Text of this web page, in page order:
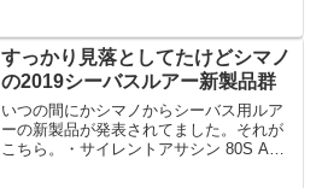
な感じです。昼行くとほどほどにハクの
姿は確認出来るのですが、...
すっかり見落としてたけどシマノ
の2019シーバスルアー新製品群
いつの間にかシマノからシーバス用ルア
ーの新製品が発表されてました。それが
こちら。・サイレントアサシン 80S AR-